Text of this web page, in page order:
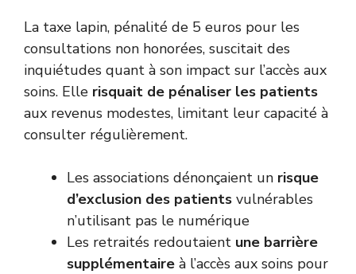
La taxe lapin, pénalité de 5 euros pour les
consultations non honorées, suscitait des
inquiétudes quant à son impact sur l’accès aux
soins. Elle risquait de pénaliser les patients
aux revenus modestes, limitant leur capacité à
consulter régulièrement.
Les associations dénonçaient un risque
d’exclusion des patients vulnérables
n’utilisant pas le numérique
Les retraités redoutaient une barrière
supplémentaire à l’accès aux soins pour